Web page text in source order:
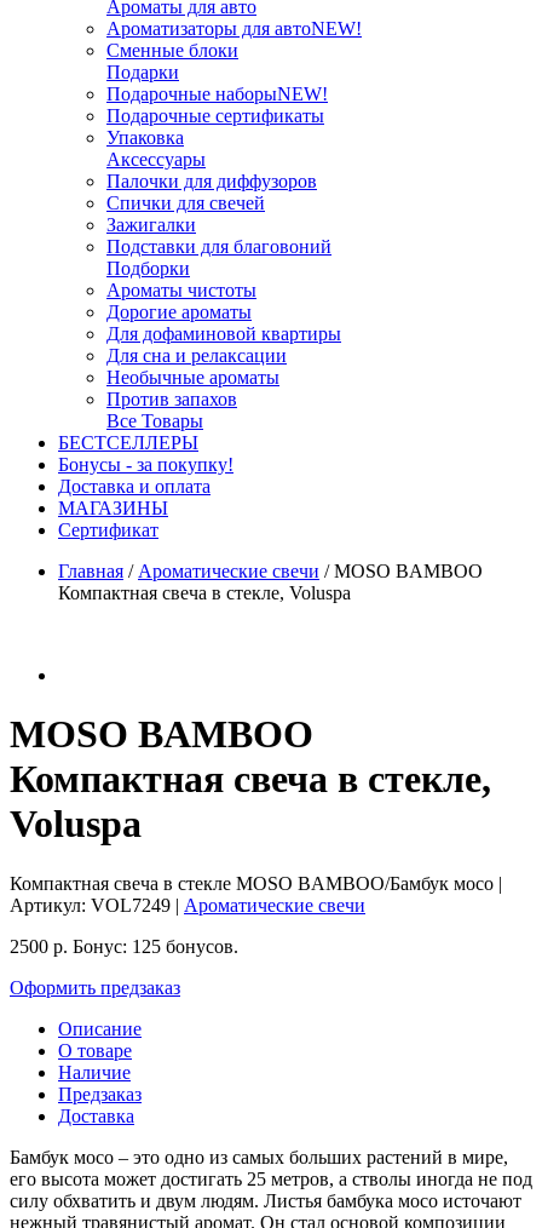
Ароматы для авто
Ароматизаторы для автоNEW!
Сменные блоки
Подарки
Подарочные наборыNEW!
Подарочные сертификаты
Упаковка
Аксессуары
Палочки для диффузоров
Спички для свечей
Зажигалки
Подставки для благовоний
Подборки
Ароматы чистоты
Дорогие ароматы
Для дофаминовой квартиры
Для сна и релаксации
Необычные ароматы
Против запахов
Все Товары
БЕСТСЕЛЛЕРЫ
Бонусы - за покупку!
Доставка и оплата
МАГАЗИНЫ
Cертификат
Главная / Ароматические свечи /MOSO BAMBOO
Компактная свеча в стекле, Voluspa
MOSO BAMBOO
Компактная свеча в стекле,
Voluspa
Компактная свеча в стекле MOSO BAMBOO/Бамбук мосо |
Артикул: VOL7249 | Ароматические свечи
2500 р. Бонус: 125 бонусов.
Оформить предзаказ
Описание
О товаре
Наличие
Предзаказ
Доставка
Бамбук мосо – это одно из самых больших растений в мире,
его высота может достигать 25 метров, а стволы иногда не под
силу обхватить и двум людям. Листья бамбука мосо источают
нежный травянистый аромат. Он стал основой композиции